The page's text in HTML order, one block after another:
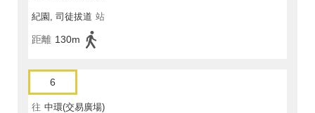
紀園, 司徒拔道 站
距離 130m
6
往 中環(交易廣場)